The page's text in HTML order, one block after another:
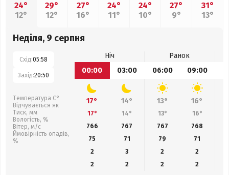
24°
12°
29°
12°
27°
16°
24°
11°
24°
10°
27°
9°
31°
13°
Неділя, 9 серпня
Схід:05:58
Захід:20:50
Температура С°
Відчувається як
Тиск, мм
Вологість, %
Вітер, м/с
Ймовірність опадів,
%
Ніч
Ранок
00:00
03:00 06:00 09:00
17° 14° 13° 16°
17° 14° 13° 16°
766
767 767 768
75
71 79 71
2
3 2
2
2
2 2 2